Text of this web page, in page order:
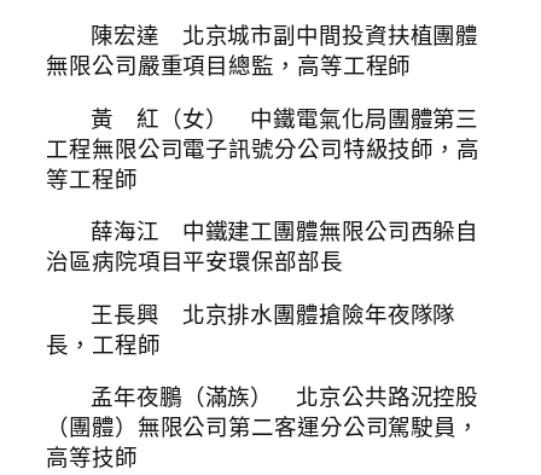
陳宏達 北京城市副中間投資扶植團體
無限公司嚴重項目總監，高等工程師
黃 紅（女） 中鐵電氣化局團體第三
工程無限公司電子訊號分公司特級技師，高
等工程師
薛海江 中鐵建工團體無限公司西躲自
治區病院項目平安環保部部長
王長興 北京排水團體搶險年夜隊隊
長，工程師
孟年夜鵬（滿族） 北京公共路況控股
（團體）無限公司第二客運分公司駕駛員，
高等技師